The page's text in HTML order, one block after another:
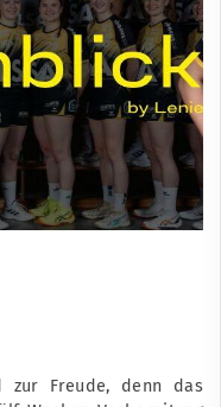
zur Freude, denn das